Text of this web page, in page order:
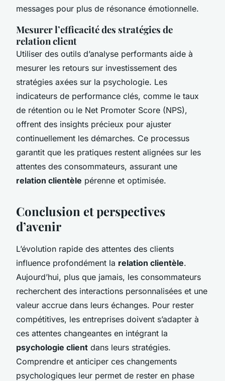
messages pour plus de résonance émotionnelle.
Mesurer l’efficacité des stratégies de
relation client
Utiliser des outils d’analyse performants aide à
mesurer les retours sur investissement des
stratégies axées sur la psychologie. Les
indicateurs de performance clés, comme le taux
de rétention ou le Net Promoter Score (NPS),
offrent des insights précieux pour ajuster
continuellement les démarches. Ce processus
garantit que les pratiques restent alignées sur les
attentes des consommateurs, assurant une
relation clientèle pérenne et optimisée.
Conclusion et perspectives
d’avenir
L’évolution rapide des attentes des clients
influence profondément la relation clientèle.
Aujourd’hui, plus que jamais, les consommateurs
recherchent des interactions personnalisées et une
valeur accrue dans leurs échanges. Pour rester
compétitives, les entreprises doivent s’adapter à
ces attentes changeantes en intégrant la
psychologie client dans leurs stratégies.
Comprendre et anticiper ces changements
psychologiques leur permet de rester en phase